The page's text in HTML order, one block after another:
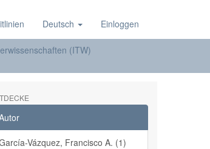
Deutsch Einloggen
(ITW)
Vázquez, Francisco A. (1)